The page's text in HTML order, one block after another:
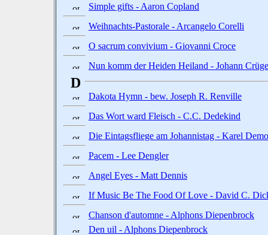
Simple gifts - Aaron Copland
Weihnachts-Pastorale - Arcangelo Corelli
O sacrum convivium - Giovanni Croce
Nun komm der Heiden Heiland - Johann
D
Dakota Hymn - bew. Joseph R. Renville
Das Wort ward Fleisch - C.C. Dedekind
Die Eintagsfliege am Johannistag - Karel
Pacem - Lee Dengler
Angel Eyes - Matt Dennis
If Music Be The Food Of Love - David C.
Chanson d'automne - Alphons Diepenbrock
Den uil - Alphons Diepenbrock